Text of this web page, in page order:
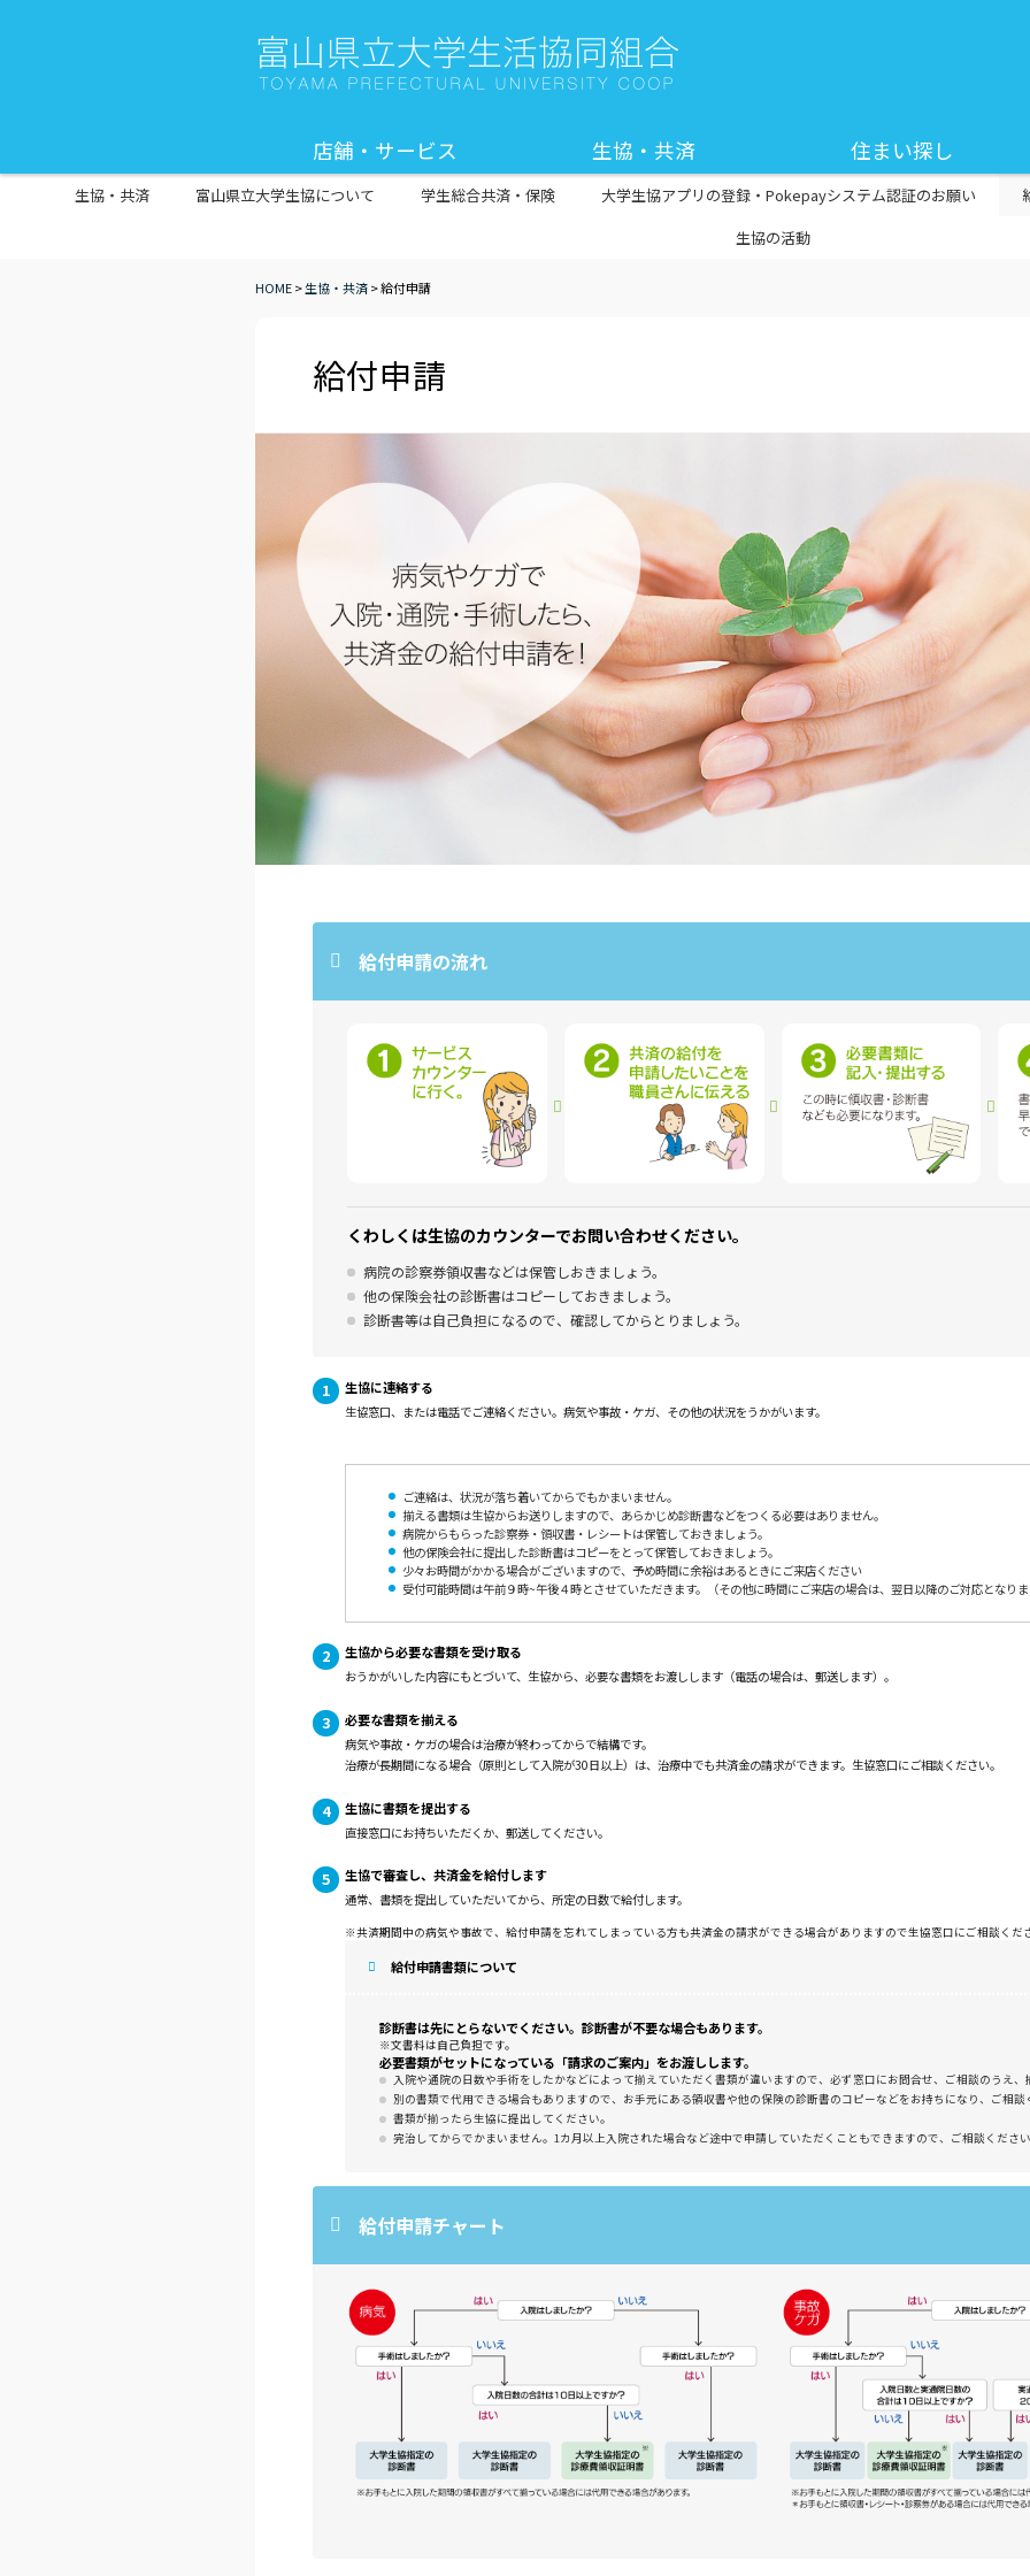
店舗・サービス 生協・共済 住まい探し
生協・共済 富山県立大学生協について 学生総合共済・保険 大学生協アプリの登録・Pokepayシステム認証のお願い
生協の活動
HOME>生協・共済>給付申請
給付申請
給付申請の流れ
くわしくは生協のカウンターでお問い合わせください。
病院の診察券領収書などは保管しおきましょう。
他の保険会社の診断書はコピーしておきましょう。
診断書等は自己負担になるので、確認してからとりましょう。
生協に連絡する
生協窓口、または電話でご連絡ください。病気や事故・ケガ、その他の状況をうかがいます。
ご連絡は、状況が落ち着いてからでもかまいません。
揃える書類は生協からお送りしますので、あらかじめ診断書などをつくる必要はありません。
病院からもらった診察券・領収書・レシートは保管しておきましょう。
他の保険会社に提出した診断書はコピーをとって保管しておきましょう。
少々お時間がかかる場合がございますので、予め時間に余裕はあるときにご来店ください
受付可能時間は午前９時~午後４時とさせていただきます。（その他に時間にご来店の場合は、翌日以降のご対応となりま
生協から必要な書類を受け取る
おうかがいした内容にもとづいて、生協から、必要な書類をお渡しします（電話の場合は、郵送します）。
必要な書類を揃える
病気や事故・ケガの場合は治療が終わってからで結構です。
治療が長期間になる場合（原則として入院が30日以上）は、治療中でも共済金の請求ができます。生協窓口にご相談ください。
生協に書類を提出する
直接窓口にお持ちいただくか、郵送してください。
生協で審査し、共済金を給付します
通常、書類を提出していただいてから、所定の日数で給付します。
※共済期間中の病気や事故で、給付申請を忘れてしまっている方も共済金の請求ができる場合がありますので生協窓口にご相談くだ
給付申請書類について
診断書は先にとらないでください。診断書が不要な場合もあります。
※文書料は自己負担です。
必要書類がセットになっている「請求のご案内」をお渡しします。
入院や通院の日数や手術をしたかなどによって揃えていただく書類が違いますので、必ず窓口にお問合せ、ご相談のうえ、
別の書類で代用できる場合もありますので、お手元にある領収書や他の保険の診断書のコピーなどをお持ちになり、ご相談
書類が揃ったら生協に提出してください。
完治してからでかまいません。1カ月以上入院された場合など途中で申請していただくこともできますので、ご相談ください
給付申請チャート